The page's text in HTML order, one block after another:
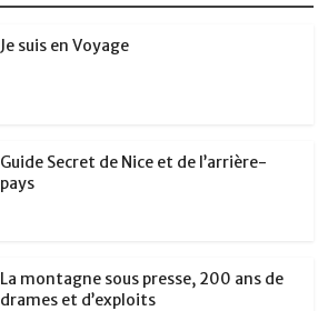
Je suis en Voyage
Guide Secret de Nice et de l’arrière-
pays
La montagne sous presse, 200 ans de
drames et d’exploits